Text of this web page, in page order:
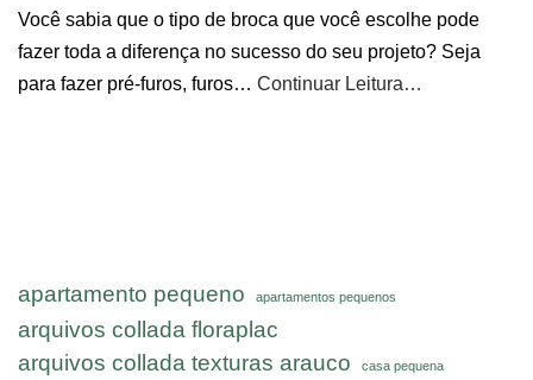
Você sabia que o tipo de broca que você escolhe pode
fazer toda a diferença no sucesso do seu projeto? Seja
para fazer pré-furos, furos… Continuar Leitura…
apartamento pequeno apartamentos pequenos
arquivos collada floraplac
arquivos collada texturas arauco
casa pequena